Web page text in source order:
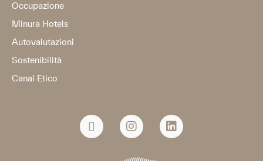
Occupazione
Minura Hotels
Autovalutazioni
Sostenibilità
Canal Etico